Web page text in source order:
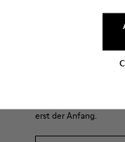
hochwertigen
Schuhpflegeprodukten
Ausführliche
Sale: Jetzt
erst der Anfang.